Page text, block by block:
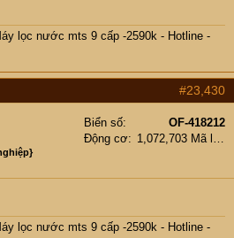
lọc nước mts 9 cấp -2590k - Hotline -
#23,430
Biển số
OF-418212
Động cơ
1,072,703 Mã lực
lọc nước mts 9 cấp -2590k - Hotline -